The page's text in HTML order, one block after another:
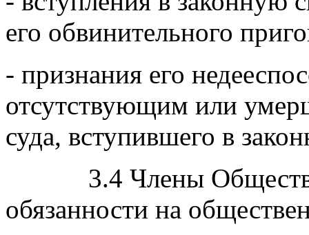
его обвинительного
- признания его
отсутствующим или
суда, вступившего в
3.4 Члены
обязанности на